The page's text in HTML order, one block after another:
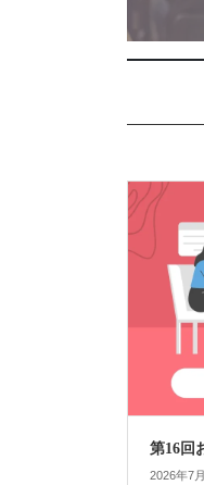
第16回
2026年7